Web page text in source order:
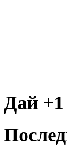
Дай +1